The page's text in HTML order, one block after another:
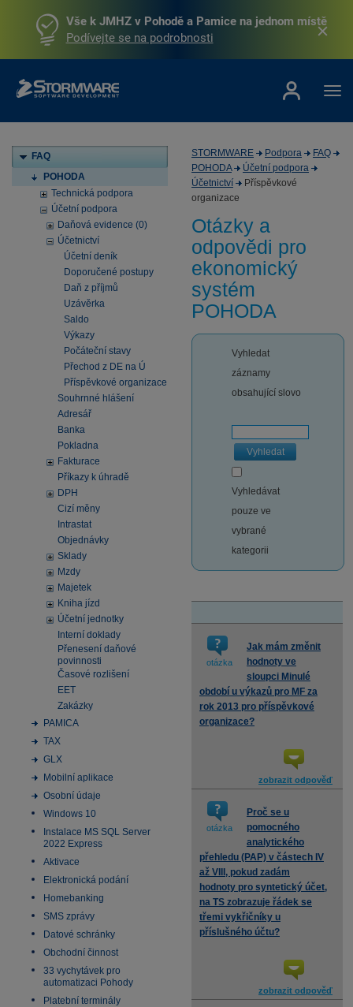
Vše k JMHZ v Pohodě a Pamice na jednom místě
Podívejte se na podrobnosti
FAQ
POHODA
Technická podpora
Účetní podpora
Daňová evidence (0)
Účetnictví
Účetní deník
Doporučené postupy
Daň z příjmů
Uzávěrka
Saldo
Výkazy
Počáteční stavy
Přechod z DE na Ú
Příspěvkové organizace
Souhrnné hlášení
Adresář
Banka
Pokladna
Fakturace
Příkazy k úhradě
DPH
Cizí měny
Intrastat
Objednávky
Sklady
Mzdy
Majetek
Kniha jízd
Účetní jednotky
Interní doklady
Přenesení daňové
povinnosti
Časové rozlišení
EET
Zakázky
PAMICA
TAX
GLX
Mobilní aplikace
Osobní údaje
Windows 10
Instalace MS SQL Server
2022 Express
Aktivace
Elektronická podání
Homebanking
SMS zprávy
Datové schránky
Obchodní činnost
33 vychytávek pro
automatizaci Pohody
Platební terminály
STORMWARE Podpora
FAQ
POHODA
Účetní podpora
Účetnictví
Příspěvkové
organizace
Otázky a
odpovědi pro
ekonomický
systém
POHODA
Vyhledat
záznamy
obsahující slovo
Vyhledat
Vyhledávat
pouze ve
vybrané
kategorii
otázka
Jak mám změnit
hodnoty ve
sloupci Minulé
období u výkazů pro MF za
rok 2013 pro příspěvkové
organizace?
zobrazit odpověď
otázka
Proč se u
pomocného
analytického
přehledu (PAP) v částech IV
až VIII, pokud zadám
hodnoty pro syntetický účet,
na TS zobrazuje řádek se
třemi vykřičníky u
příslušného účtu?
zobrazit odpověď